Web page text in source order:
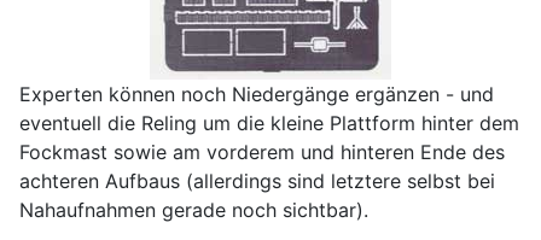
Experten können noch Niedergänge ergänzen - und
eventuell die Reling um die kleine Plattform hinter dem
Fockmast sowie am vorderem und hinteren Ende des
achteren Aufbaus (allerdings sind letztere selbst bei
Nahaufnahmen gerade noch sichtbar).